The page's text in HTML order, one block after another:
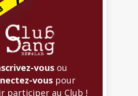
vous ou
vous pour
participer au Club !